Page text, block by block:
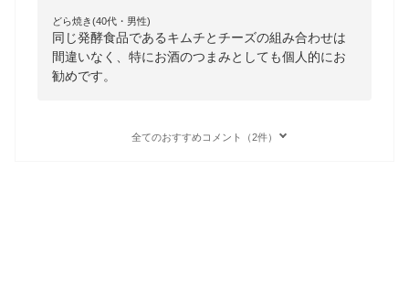
どら焼き(40代・男性)
同じ発酵食品であるキムチとチーズの組み合わせは
間違いなく、特にお酒のつまみとしても個人的にお
勧めです。
全てのおすすめコメント（2件）